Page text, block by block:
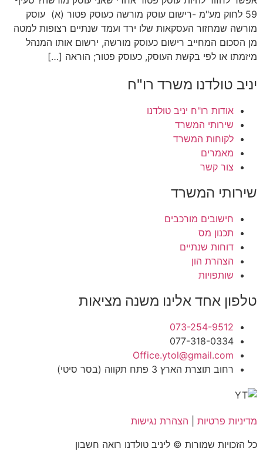
59 לחוק מע"מ -רישום עוסק מורשה כעוסק פטור (א) עוסק
מורשה שמחזור העסקאות שלו ירד ועמד שנתיים רצופות למטה
מן הסכום המחייב רישום כעוסק מורשה, ירשום אותו המנהל
מיזמתו או לפי בקשת העוסק, כעוסק פטור; הוראה […]
יניב טולדנו משרד רו"ח
אודות רו"ח יניב טולדנו
שירותי המשרד
לקוחות המשרד
מאמרים
צור קשר
שירותי המשרד
חישובים מורכבים
תכנון מס
דוחות שנתיים
הצהרת הון
שותפויות
טלפון אחד אלינו משנה מציאות
073-254-9512
077-318-0334
Office.ytol@gmail.com
רחוב תוצרת הארץ 3 פתח תקווה (בסר סיטי)
מדיניות פרטיות
הצהרת נגישות
כל הזכויות שמורות © ליניב טולדנו רואה חשבון